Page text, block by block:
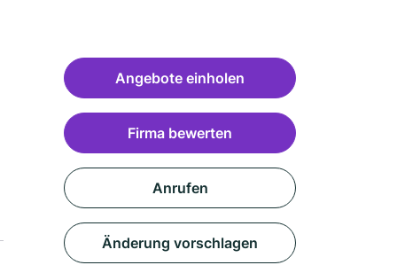
Angebote einholen
Firma bewerten
Anrufen
Änderung vorschlagen